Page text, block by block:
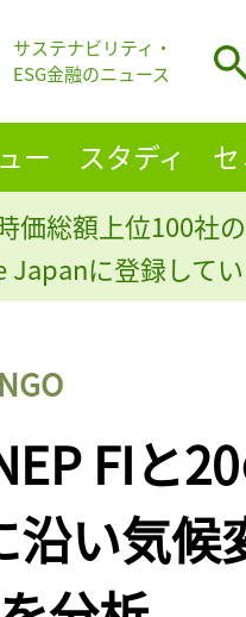
サステナビリティ・
ESG金融のニュース
ー スタディ
価総額上位100社
Japanに登録して
FIと
沿い気